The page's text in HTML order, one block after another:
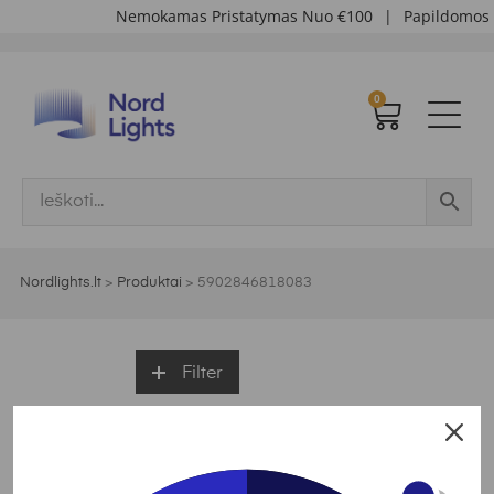
Nemokamas Pristatymas Nuo €100 |
0
Nordlights.lt > Produktai > 5902846818083
Filter